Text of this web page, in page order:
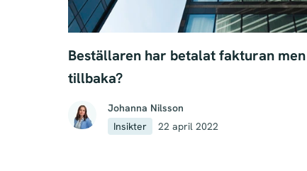
Beställaren har betalat fakturan
tillbaka?
Johanna Nilsson
Insikter
22 april 2022